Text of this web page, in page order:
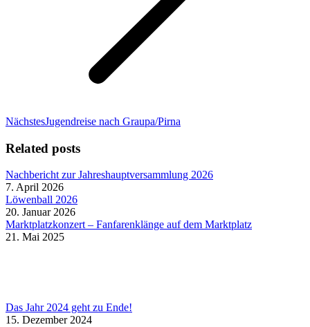
NächstesNächster
Jugendreise nach Graupa/Pirna
Related posts
Nachbericht zur Jahreshauptversammlung 2026
7. April 2026
Löwenball 2026
20. Januar 2026
Marktplatzkonzert – Fanfarenklänge auf dem Marktplatz
21. Mai 2025
Das Jahr 2024 geht zu Ende!
15. Dezember 2024